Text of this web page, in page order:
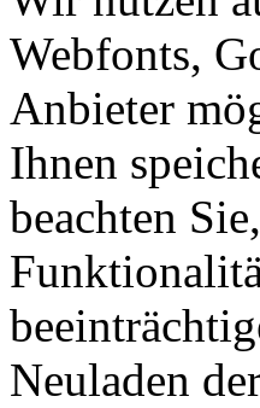
Webfonts,
Anbieter
Ihnen
beachten
Neuladen